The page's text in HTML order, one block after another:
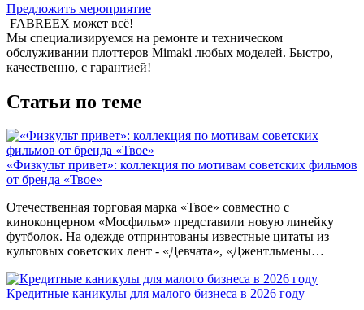
Предложить мероприятие
FABREEX может всё!
Мы специализируемся на ремонте и техническом
обслуживании плоттеров Mimaki любых моделей. Быстро,
качественно, с гарантией!
Статьи по теме
«Физкульт привет»: коллекция по мотивам советских фильмов
от бренда «Твое»
Отечественная торговая марка «Твое» совместно с
киноконцерном «Мосфильм» представили новую линейку
футболок. На одежде отпринтованы известные цитаты из
культовых советских лент - «Девчата», «Джентльмены…
Кредитные каникулы для малого бизнеса в 2026 году